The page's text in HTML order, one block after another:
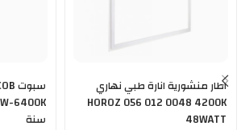
اطار منشورية انارة طبي نهاري
HOROZ 056 012 0048 4200K
48WATT
سنة